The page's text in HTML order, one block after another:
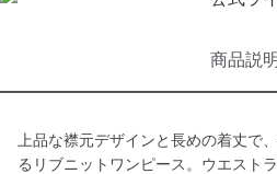
商品説明
上品な襟元デザインと長めの着丈で
るリブニットワンピース。ウエスト